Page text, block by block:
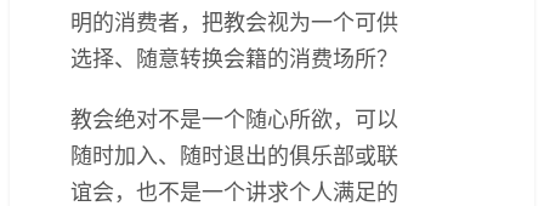
明的消费者，把教会视为一个可供
选择、随意转换会籍的消费场所？
教会绝对不是一个随心所欲，可以
随时加入、随时退出的俱乐部或联
谊会，也不是一个讲求个人满足的